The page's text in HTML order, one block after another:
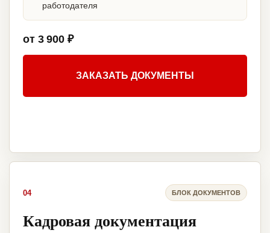
работодателя
от 3 900 ₽
ЗАКАЗАТЬ ДОКУМЕНТЫ
04 БЛОК ДОКУМЕНТОВ
Кадровая документация